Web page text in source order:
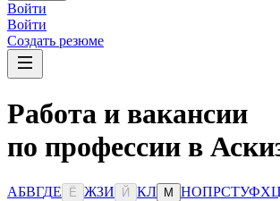
Войти
Войти
Создать резюме
Работа и вакансии
по профессии в
АБВГДЕ Ё ЖЗИ Й КЛ М НОПРСТУФХЦ